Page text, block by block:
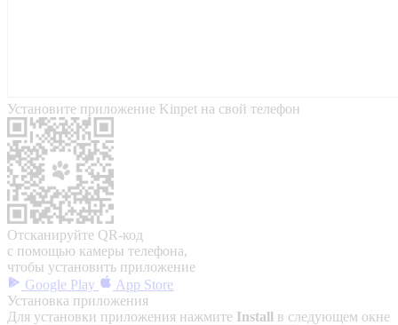
Установите приложение Kinpet на свой телефон
Отсканируйте QR-код
с помощью камеры телефона,
чтобы установить приложение
Google Play
App Store
Установка приложения
Для установки приложения нажмите Install в следующем окне